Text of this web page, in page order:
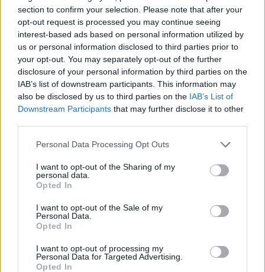
section to confirm your selection. Please note that after your
opt-out request is processed you may continue seeing
interest-based ads based on personal information utilized by
us or personal information disclosed to third parties prior to
your opt-out. You may separately opt-out of the further
disclosure of your personal information by third parties on the
IAB’s list of downstream participants. This information may
also be disclosed by us to third parties on the IAB’s List of
Downstream Participants that may further disclose it to other
Personal Data Processing Opt Outs
I want to opt-out of the Sharing of my
personal data.
Opted In
I want to opt-out of the Sale of my
Personal Data.
Opted In
I want to opt-out of processing my
Personal Data for Targeted Advertising.
Opted In